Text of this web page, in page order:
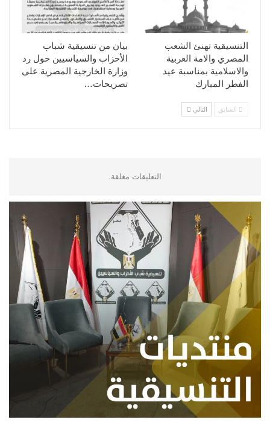
بيان من تنسيقية شباب
الأحزاب والسياسيين حول رد
وزارة الخارجية المصرية على
تصريحات…
التنسيقية تهنئ الشعب
المصري والامة العربية
والاسلامية بمناسبة عيد
الفطر المبارك
السابق التالي
التعليقات مغلقة.